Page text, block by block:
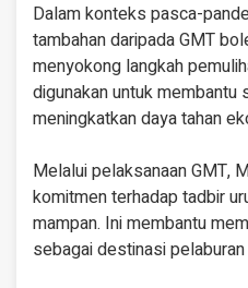
Dalam konteks pasca-
tambahan daripada GMT
menyokong langkah
digunakan untuk
meningkatkan daya tahan
Melalui pelaksanaan GMT,
komitmen terhadap tadbir
mampan. Ini membantu
sebagai destinasi